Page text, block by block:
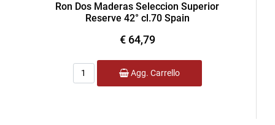
Ron Dos Maderas Seleccion Superior
Reserve 42° cl.70 Spain
€ 64,79
Quantità
Agg. Carrello